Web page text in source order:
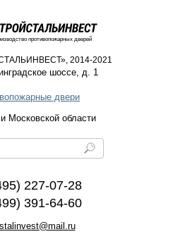
противопожарных дверей
2014-2021
шоссе, д. 1
двери
Московской области
227-07-28
391-64-60